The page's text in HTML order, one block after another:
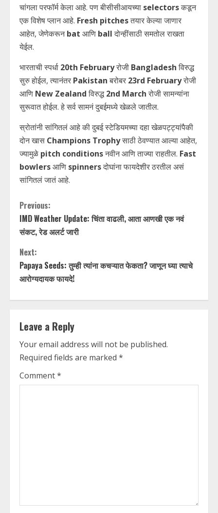
चांगला परफॉर्म केला आहे. पण बीसीसीआयच्या selectorsकडून
एक विशेष प्लान आहे. Fresh pitchesतयार केल्या जाणार
आहेत, जेणेकरूनbat आणि ballदोन्हींसाठी समतोल राखता
येईल.
भारताची स्पर्धा 20th Februaryरोजी Bangladeshविरुद्ध
सुरु होईल, त्यानंतर Pakistanबरोबर 23rd Februaryरोजी
आणि New Zealandविरुद्ध2nd Marchरोजी सामन्यांना
सुरूवात होईल. हे सर्व सामनं दुबईमध्ये खेळले जातील.
स्रोतांनी सांगितलं आहे की दुबई स्टेडियमच्या दहा खेळपट्ट्यांपैकी
दोन खास Champions Trophyसाठी ठेवण्यात आल्या आहेत,
ज्यामुळे pitch conditionsनवीन आणि ताज्या राहतील. Fast
bowlersआणि spinnersदोघांना फायदेशीर ठरतील असं
सांगितलं जातं आहे.
C
o
n
t
u
e
R
e
Previous:
IMD Weather Update: चिंता वाढली, आता आणखी एक नवं
संकट, रेड अलर्ट जारी
Next:
Papaya Seeds: तुम्ही त्यांना कचऱ्यात फेकता? जाणून घ्या त्याचे
आरोग्यदायक फायदे!
Leave a Reply
Your email address will not be published.
Required fields are marked *
Comment*